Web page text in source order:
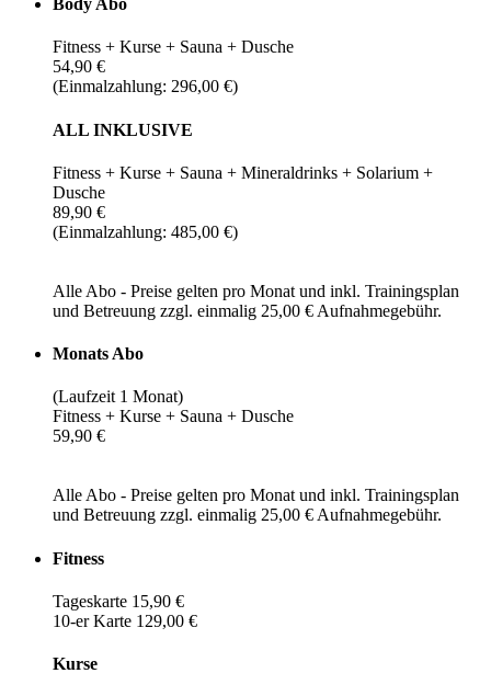
Body Abo
Fitness + Kurse + Sauna + Dusche
54,90 €
(Einmalzahlung: 296,00 €)
ALL INKLUSIVE
Fitness + Kurse + Sauna + Mineraldrinks + Solarium +
Dusche
89,90 €
(Einmalzahlung: 485,00 €)
Alle Abo - Preise gelten pro Monat und inkl. Trainingsplan
und Betreuung zzgl. einmalig 25,00 € Aufnahmegebühr.
Monats Abo
(Laufzeit 1 Monat)
Fitness + Kurse + Sauna + Dusche
59,90 €
Alle Abo - Preise gelten pro Monat und inkl. Trainingsplan
und Betreuung zzgl. einmalig 25,00 € Aufnahmegebühr.
Fitness
Tageskarte 15,90 €
10-er Karte 129,00 €
Kurse